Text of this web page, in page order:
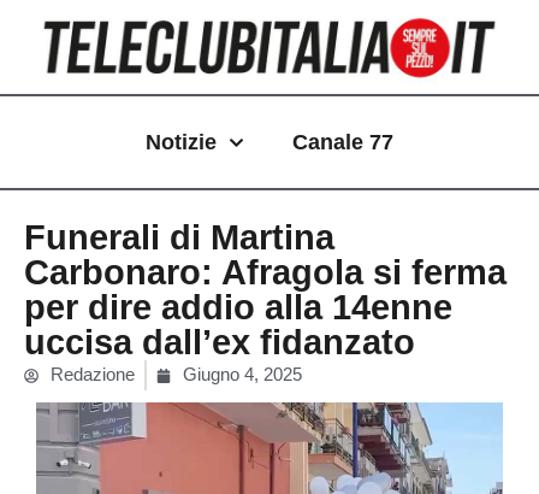
contenuto
Notizie Canale 77
Funerali di Martina
Carbonaro: Afragola si ferma
per dire addio alla 14enne
uccisa dall’ex fidanzato
Redazione Giugno 4, 2025